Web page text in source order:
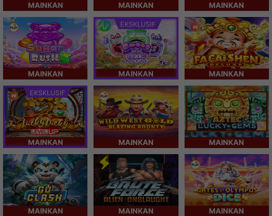
MAINKAN MAINKAN MAINKAN
MAINKAN
EKSKLUSIF
MAINKAN MAINKAN
EKSKLUSIF
MAINKAN MAINKAN MAINKAN
MAINKAN MAINKAN MAINKAN